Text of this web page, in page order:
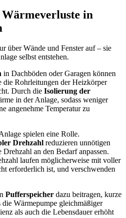
Wärmeverluste in
über Wände und Fenster auf – sie
selbst entstehen.
in Dachböden oder Garagen können
die Rohrleitungen der Heizkörper
Durch die Isolierung der
in der Anlage, sodass weniger
angenehme Temperatur zu
spielen eine Rolle.
Drehzahl reduzieren unnötigen
an den Bedarf anpassen.
laufen möglicherweise mit voller
erforderlich ist, und verschwenden
Pufferspeicher dazu beitragen, kurze
Wärmepumpe gleichmäßiger
als auch die Lebensdauer erhöht